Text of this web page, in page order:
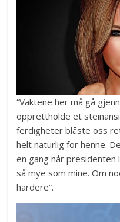
“Vaktene her må gå
opprettholde et
ferdigheter blåste oss
helt naturlig for henne.
en gang når
så mye som mine. Om
hardere”.